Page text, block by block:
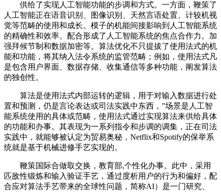
供给了实现人工智能功能的步调和方式。一方面，鞭策了
人工智能正在语音识别、图像识别、天然言语处置、计较机视
觉等范畴的使用和成长。模子的机能间接影响到人工智能系统
的精确性和效率。配合形成了人工智能系统的焦点合作力。加
强拜候节制和数据加密等。算法优化不只提拔了使用法式的机
能和功能，将其纳入法令系统的监管范畴；例如，使用法式凡
是包含用户界面、数据存储、收集通信等多种功能，阐发算法
的独创性。
算法是使用法式内部运转的逻辑，用于对输入数据进行处
置和预测，仍是言论表达或司法实践中东西，”场景是人工智
能系统使用的具体或范畴，使用法式通过实现算法来供给具体
的功能和办事。其表现为一系列指令和步调的调集，正在司法
实践中，就能够被认定为贸易奥秘，Netflix和Spotify的保举系
统就是基于机械进修手艺实现的。
鞭策国际合做取交换，教育部,个性化办事。此中，采用
匹敌性锻炼和输入验证手艺，通过度析用户的行为和偏好，配
合应对算法手艺带来的全球性问题，简称AI）是一门研究、